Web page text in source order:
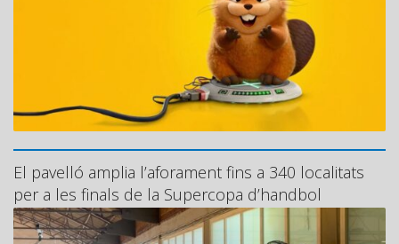
El pavelló amplia l’aforament fins a 340 localitats
per a les finals de la Supercopa d’handbol